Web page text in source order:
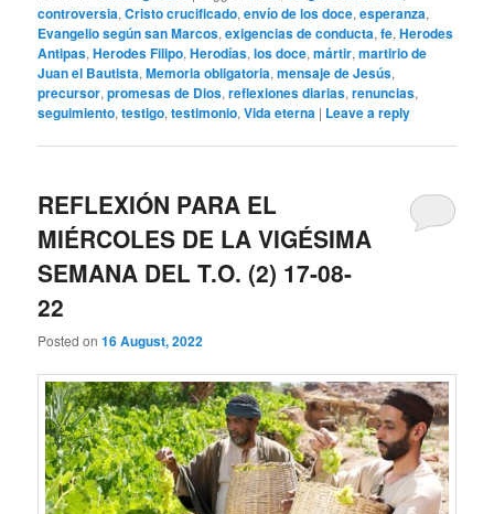
controversia,Cristo crucificado,envío de los doce,esperanza,
Evangelio según san Marcos,exigencias de conducta,fe,Herodes
Antipas,Herodes Filipo,Herodías,los doce,mártir,martirio de
Juan el Bautista,Memoria obligatoria,mensaje de Jesús,
precursor,promesas de Dios,reflexiones diarias,renuncias,
seguimiento,testigo,testimonio,Vida eterna | Leave a reply
REFLEXIÓN PARA EL
MIÉRCOLES DE LA VIGÉSIMA
SEMANA DEL T.O. (2) 17-08-
22
Posted on16 August, 2022